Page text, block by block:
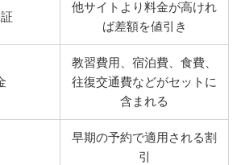
他サイトより料金が高けれ
ば差額を値引き
教習費用、宿泊費、食費、
往復交通費などがセットに
含まれる
早期の予約で適用される割
引